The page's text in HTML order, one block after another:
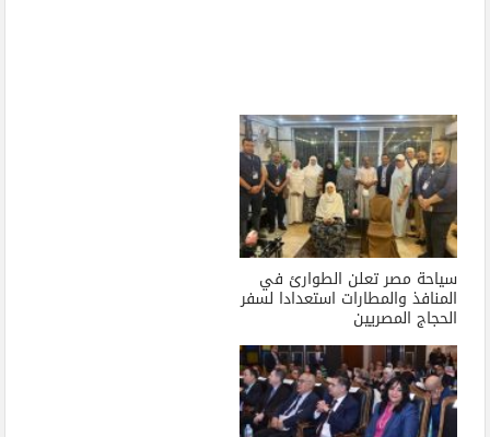
سياحة مصر تعلن الطوارئ في
المنافذ والمطارات استعدادا لسفر
الحجاج المصريين